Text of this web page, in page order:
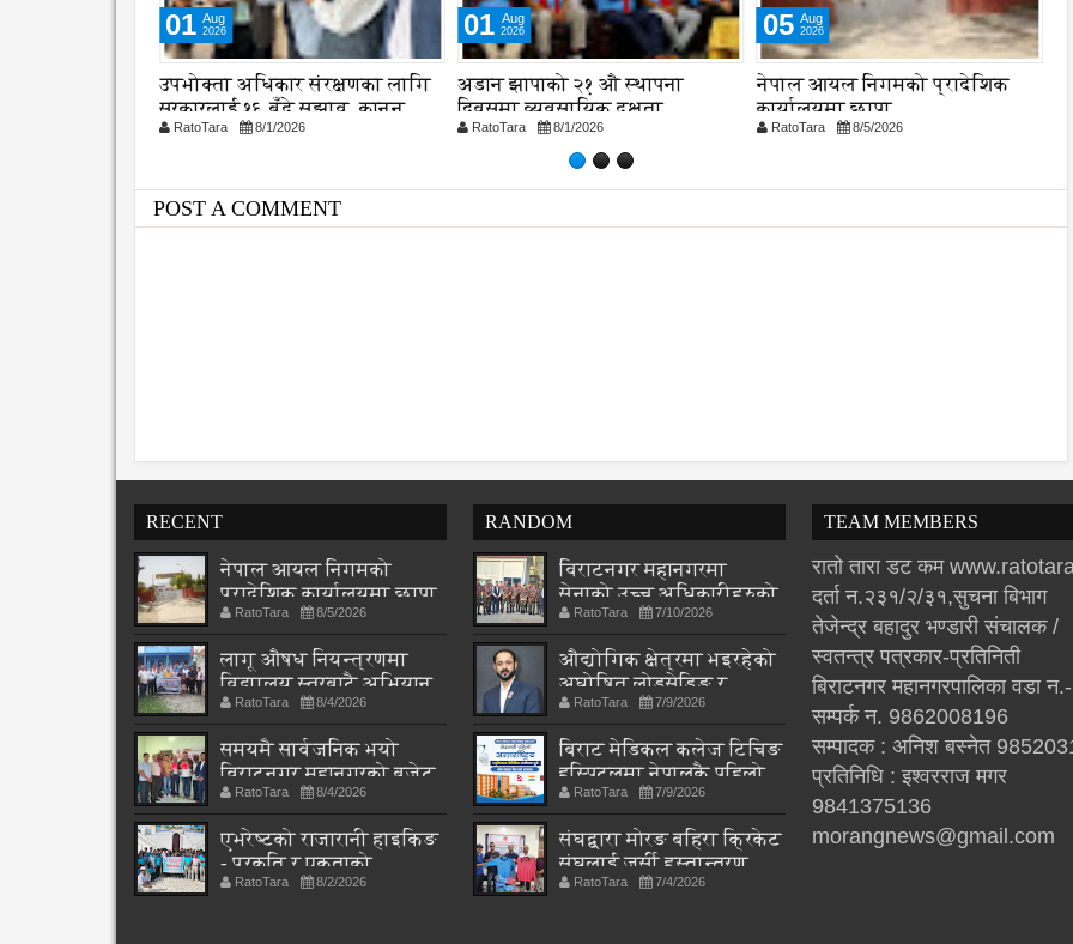
01 Aug
2026
उपभोक्ता अधिकार संरक्षणका लागि
सरकारलाई १६ बुँदे सुझाव, कानुन
संशोधनमा जोड
RatoTara 8/1/2026
01 Aug
2026
अडान झापाको २१ औ स्थापना
दिवसमा व्यवसायिक दक्षता,
विश्वसनीयता र गुणस्तरमा जोड
RatoTara 8/1/2026
05 Aug
2026
नेपाल आयल निगमको प्रादेशिक
कार्यालयमा छापा
RatoTara 8/5/2026
POST A COMMENT
RECENT
नेपाल आयल निगमको
प्रादेशिक कार्यालयमा छापा
RatoTara 8/5/2026
लागू औषध नियन्त्रणमा
विद्यालय स्तरबाटै अभियान
शुरुRatoTara 8/4/2026
समयमै सार्वजनिक भयो
विराटनगर महानगरको बजेट
पुस्तिका, कार्यान्वयन
प्रक्रिया पनि सुरु
RatoTara 8/4/2026
एभरेष्टको राजारानी हाइकिङ
- प्रकृति र एकताको
पाठशाला
RatoTara 8/2/2026
RANDOM
विराटनगर महानगरमा
सेनाको उच्च अधिकारीहरुको
अध्ययन भ्रमण, स्थानीय
शासनदेखि सुरक्षा
रणनीतिसम्म छलफल
RatoTara 7/10/2026
औद्योगिक क्षेत्रमा भइरहेको
अघोषित लोडसेडिङ र
अनियमित विद्युत आपूर्ति
प्रति संघको गम्भीर
ध्यानाकर्षण
RatoTara 7/9/2026
बिराट मेडिकल कलेज टिचिङ
हस्पिटलमा नेपालकै पहिलो
अन्तर्राष्ट्रिय न्यूक्लियर
मेडिसिन सम्मेलन हुने, तीन
देशका विज्ञ एकै मञ्चमा
RatoTara 7/9/2026
संघद्वारा मोरङ बहिरा क्रिकेट
संघलाई जर्सी हस्तान्तरण
RatoTara 7/4/2026
TEAM MEMBERS
रातो तारा डट कम
दर्ता न.२३१/२/३१,सुचना बिभाग
तेजेन्द्र बहादुर भण्डारी संचालक /
स्वतन्त्र पत्रकार-प्रतिनिती
बिराटनगर महानगरपालिका वडा
सम्पर्क न. 9862008196
सम्पादक : अनिश बस्नेत
प्रतिनिधि : इश्वरराज मगर
9841375136
morangnews@gmail.com